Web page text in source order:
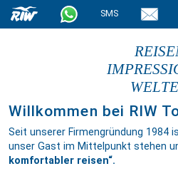
SMS
Willkommen bei RIW
Seit unserer Firmengründung 1984
unser Gast im Mittelpunkt stehen
komfortabler reisen“.